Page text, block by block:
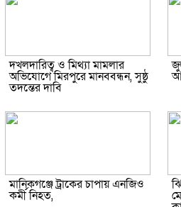
দখলদারিত্ব ও মিথ্যা মামলার
অভিযোগে মিরপুরে মানববন্ধন, সুষ্ঠু
তদন্তের দাবি
মানিকগঞ্জে ট্রাকের চাপায় এনজিও
কর্মী নিহত,